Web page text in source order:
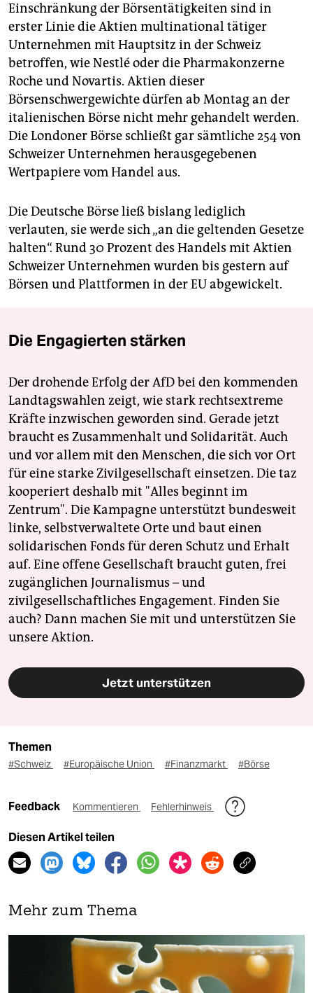
Einschränkung der Börsentätigkeiten sind in
erster Linie die Aktien multinational tätiger
Unternehmen mit Hauptsitz in der Schweiz
betroffen, wie Nestlé oder die Pharmakonzerne
Roche und Novartis. Aktien dieser
Börsenschwergewichte dürfen ab Montag an der
italienischen Börse nicht mehr gehandelt werden.
Die Londoner Börse schließt gar sämtliche 254 von
Schweizer Unternehmen herausgegebenen
Wertpapiere vom Handel aus.
Die Deutsche Börse ließ bislang lediglich
verlauten, sie werde sich „an die geltenden Gesetze
halten“. Rund 30 Prozent des Handels mit Aktien
Schweizer Unternehmen wurden bis gestern auf
Börsen und Plattformen in der EU abgewickelt.
Die Engagierten stärken
Der drohende Erfolg der AfD bei den kommenden
Landtagswahlen zeigt, wie stark rechtsextreme
Kräfte inzwischen geworden sind. Gerade jetzt
braucht es Zusammenhalt und Solidarität. Auch
und vor allem mit den Menschen, die sich vor Ort
für eine starke Zivilgesellschaft einsetzen. Die taz
kooperiert deshalb mit "Alles beginnt im
Zentrum". Die Kampagne unterstützt bundesweit
linke, selbstverwaltete Orte und baut einen
solidarischen Fonds für deren Schutz und Erhalt
auf. Eine offene Gesellschaft braucht guten, frei
zugänglichen Journalismus – und
zivilgesellschaftliches Engagement. Finden Sie
auch? Dann machen Sie mit und unterstützen Sie
unsere Aktion.
Jetzt unterstützen
Themen
#Schweiz #Europäische Union #Finanzmarkt #Börse
Feedback Kommentieren Fehlerhinweis
Diesen Artikel teilen
Mehr zum Thema